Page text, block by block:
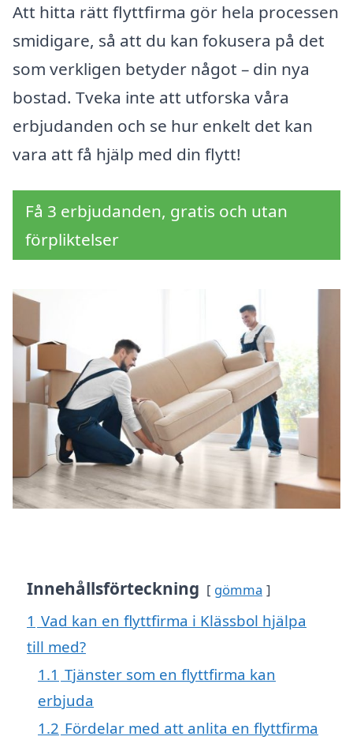
Att hitta rätt flyttfirma gör hela processen
smidigare, så att du kan fokusera på det
som verkligen betyder något – din nya
bostad. Tveka inte att utforska våra
erbjudanden och se hur enkelt det kan
vara att få hjälp med din flytt!
Få 3 erbjudanden, gratis och utan
förpliktelser
Innehållsförteckning gömma
1 Vad kan en flyttfirma i Klässbol hjälpa
till med?
1.1 Tjänster som en flyttfirma kan
erbjuda
1.2 Fördelar med att anlita en flyttfirma